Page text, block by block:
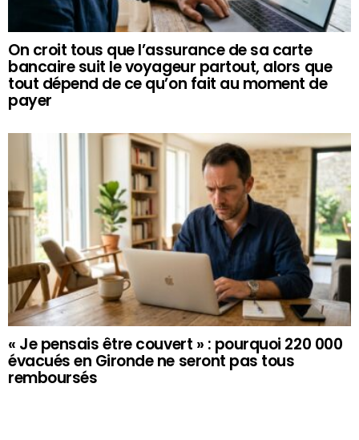
On croit tous que l’assurance de sa carte
bancaire suit le voyageur partout, alors que
tout dépend de ce qu’on fait au moment de
payer
« Je pensais être couvert » : pourquoi 220 000
évacués en Gironde ne seront pas tous
remboursés